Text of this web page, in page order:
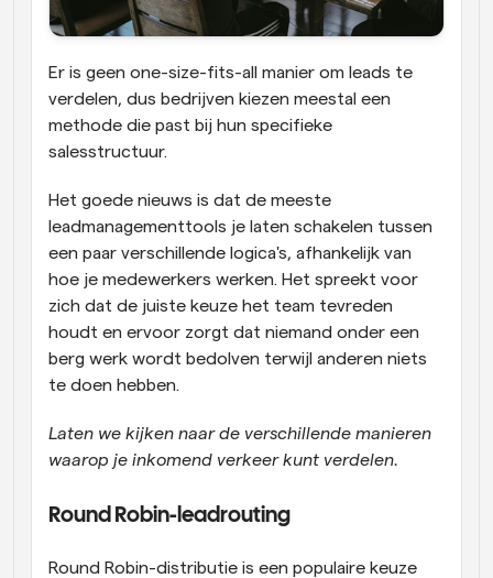
Er is geen one-size-fits-all manier om leads te
verdelen, dus bedrijven kiezen meestal een
methode die past bij hun specifieke
salesstructuur.
Het goede nieuws is dat de meeste
leadmanagementtools je laten schakelen tussen
een paar verschillende logica's, afhankelijk van
hoe je medewerkers werken. Het spreekt voor
zich dat de juiste keuze het team tevreden
houdt en ervoor zorgt dat niemand onder een
berg werk wordt bedolven terwijl anderen niets
te doen hebben.
Laten we kijken naar de verschillende manieren
waarop je inkomend verkeer kunt verdelen.
Round Robin-leadrouting
Round Robin-distributie is een populaire keuze